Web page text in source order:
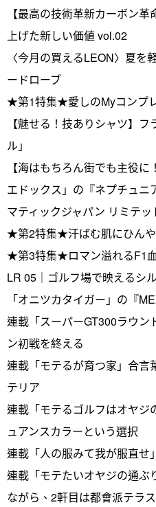
【最高の技術革新カーボン
上げた新しい価値 vol.02
〈今月の買えるLEON〉夏を
ードローブ
★第1特集★愛しのMyコンプ
【魅せる！技ありシャツ】
ル」
【海はもちろん街でも主役
エドックス」の『ネプチュニ
マティックジャパン リミテッ
★第2特集★汗ばむ肌にひん
★第3特集★ロマン溢れるF1
LR 05｜ゴルフ場で映えるシ
「オニツカタイガー」の『
連載「スーパーGT300ラウン
ン初戦を終える
連載「モテるが育つ家」合言
テリア
連載「モテるゴルフはオヤジ
ュアンスカラーという選択
連載「人の服みて我が服直せ
連載「モテたいオヤジの通ぶ
ながら、2軒目は都會派テラ